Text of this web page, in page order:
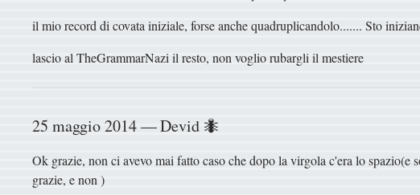
il mio record di covata iniziale, forse anche quadruplicandolo....... Sto
lascio al TheGrammarNazi il resto, non voglio rubargli il mestiere
25 maggio 2014 — Devid 🐜
Ok grazie, non ci avevo mai fatto caso che dopo la virgola c'era lo spazio(e
grazie, e non )